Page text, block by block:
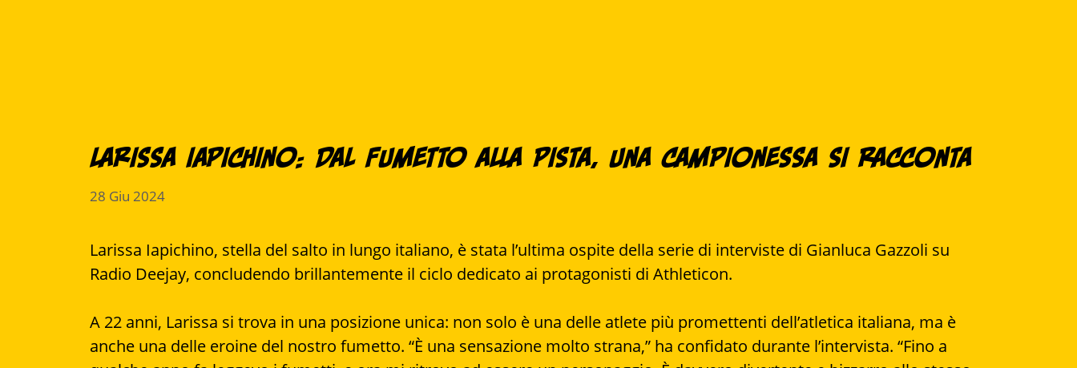
Larissa Iapichino: Dal Fumetto alla Pista, una Campionessa si Racconta
28 Giu 2024
Larissa Iapichino, stella del salto in lungo italiano, è stata l’ultima ospite della serie di interviste di Gianluca Gazzoli su
Radio Deejay, concludendo brillantemente il ciclo dedicato ai protagonisti di Athleticon.
A 22 anni, Larissa si trova in una posizione unica: non solo è una delle atlete più promettenti dell’atletica italiana, ma è
anche una delle eroine del nostro fumetto. “È una sensazione molto strana,” ha confidato durante l’intervista. “Fino a